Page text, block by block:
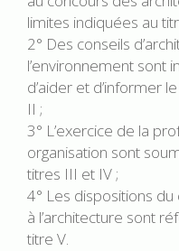
limites indiquées au
2° Des conseils
l’environnement sont
d’aider et d’informer
II ;
3° L’exercice de la
organisation sont
titres III et IV ;
4° Les dispositions
à l’architecture sont
titre V.